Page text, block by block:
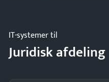
IT-systemer til
Juridisk afdeling